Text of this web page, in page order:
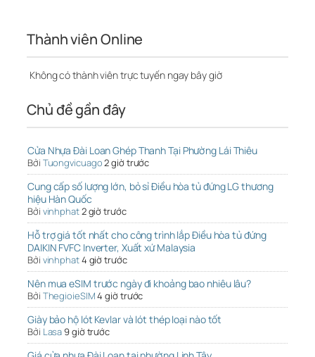
Thành viên Online
Không có thành viên trực tuyến ngay bây giờ
Chủ đề gần đây
Cửa Nhựa Đài Loan Ghép Thanh Tại Phường Lái Thiêu
Bởi Tuongvicuago2 giờ trước
Cung cấp số lượng lớn, bỏ sỉ Điều hòa tủ đứng LG thương
hiệu Hàn Quốc
Bởi vinhphat2 giờ trước
Hỗ trợ giá tốt nhất cho công trình lắp Điều hòa tủ đứng
DAIKIN FVFC Inverter, Xuất xứ Malaysia
Bởi vinhphat4 giờ trước
Nên mua eSIM trước ngày đi khoảng bao nhiêu lâu?
Bởi ThegioieSIM4 giờ trước
Giày bảo hộ lót Kevlar và lót thép loại nào tốt
Bởi Lasa9 giờ trước